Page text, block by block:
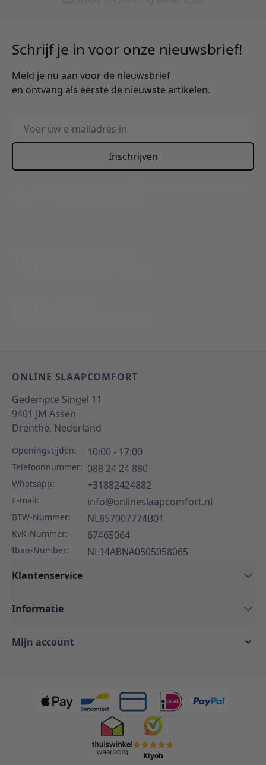
Schrijf je in voor onze nieuwsbrief!
Meld je nu aan voor de nieuwsbrief
en ontvang als eerste de nieuwste artikelen.
E-mailadres
Inschrijven
ONLINE SLAAPCOMFORT
Gedempte Singel 11
9401 JM Assen
Drenthe, Nederland
Openingstijden: 10:00 - 17:00
Telefoonnummer: 088 24 24 880
Whatsapp: +31882424882
E-mail: info@onlineslaapcomfort.nl
BTW-Nummer: NL857007774B01
KvK-Nummer: 67465064
Iban-Number:
NL14ABNA0505058065
Klantenservice
Informatie
Mijn account
Kiyoh